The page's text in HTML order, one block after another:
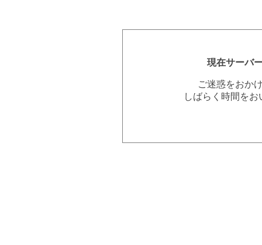
現在サーバ
ご迷惑をおか
しばらく時間を